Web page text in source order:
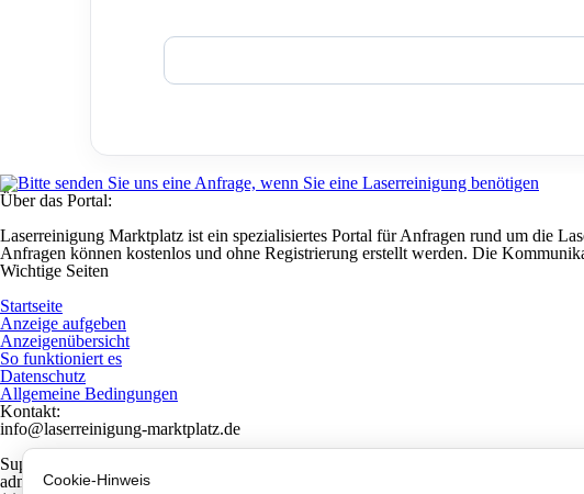
Cookie-Hinweis
Über das Portal:
Laserreinigung Marktplatz ist ein spezialisiertes Portal für Anfragen rund um die
Anfragen können kostenlos und ohne Registrierung erstellt werden. Die
Wichtige Seiten
Startseite
Anzeige aufgeben
Anzeigenübersicht
So funktioniert es
Datenschutz
Allgemeine Bedingungen
Kontakt:
info@laserreinigung-marktplatz.de
Support:
admin@laserreinigung-marktplatz.de